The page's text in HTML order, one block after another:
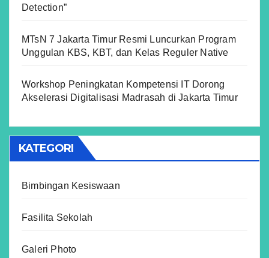
Detection”
MTsN 7 Jakarta Timur Resmi Luncurkan Program
Unggulan KBS, KBT, dan Kelas Reguler Native
Workshop Peningkatan Kompetensi IT Dorong
Akselerasi Digitalisasi Madrasah di Jakarta Timur
KATEGORI
Bimbingan Kesiswaan
Fasilita Sekolah
Galeri Photo